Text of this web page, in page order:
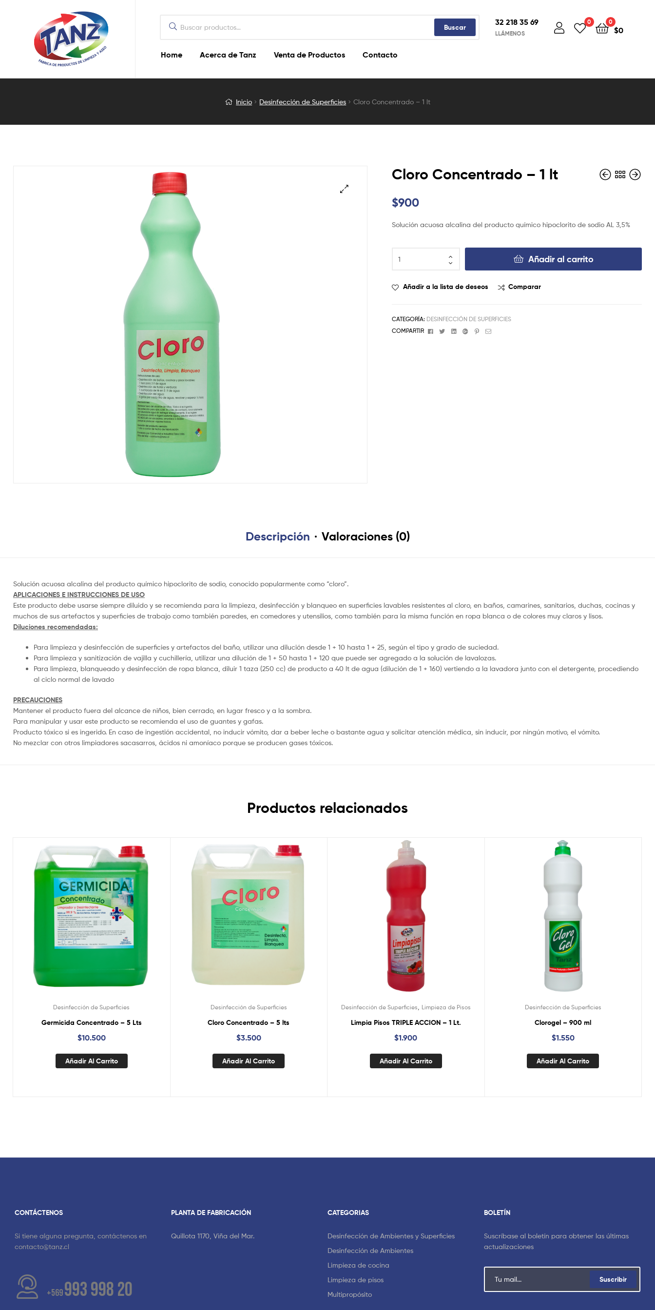
Buscar
32 218 35 69
LLÁMENOS
0 0
$0
Home Acerca de Tanz Venta de Productos Contacto
Concentrado
Inicio Desinfección de Superficies Cloro Concentrado – 1 lt
$3.500
Cloro Concentrado – 1 lt
$900
Solución acuosa alcalina del producto químico hipoclorito de sodio AL 3,5%
Añadir al carrito
Añadir a la lista de deseos Comparar
CATEGORÍA: DESINFECCIÓN DE SUPERFICIES
COMPARTIR
FacebookTwitterLinkedinGoogle+Pinterest
Email
Descripción Valoraciones (0)
Solución acuosa alcalina del producto químico hipoclorito de sodio, conocido popularmente como “cloro”.
APLICACIONES E INSTRUCCIONES DE USO
Este producto debe usarse siempre diluido y se recomienda para la limpieza, desinfección y blanqueo en superficies lavables resistentes al cloro, en baños, camarines, sanitarios, duchas, cocinas y
muchos de sus artefactos y superficies de trabajo como también paredes, en comedores y utensilios, como también para la misma función en ropa blanca o de colores muy claros y lisos.
Diluciones recomendadas:
Para limpieza y desinfección de superficies y artefactos del baño, utilizar una dilución desde 1 + 10 hasta 1 + 25, según el tipo y grado de suciedad.
Para limpieza y sanitización de vajilla y cuchillería, utilizar una dilución de 1 + 50 hasta 1 + 120 que puede ser agregado a la solución de lavalozas.
Para limpieza, blanqueado y desinfección de ropa blanca, diluir 1 taza (250 cc) de producto a 40 lt de agua (dilución de 1 + 160) vertiendo a la lavadora junto con el detergente, procediendo
al ciclo normal de lavado
PRECAUCIONES
Mantener el producto fuera del alcance de niños, bien cerrado, en lugar fresco y a la sombra.
Para manipular y usar este producto se recomienda el uso de guantes y gafas.
Producto tóxico si es ingerido. En caso de ingestión accidental, no inducir vómito, dar a beber leche o bastante agua y solicitar atención médica, sin inducir, por ningún motivo, el vómito.
No mezclar con otros limpiadores sacasarros, ácidos ni amoníaco porque se producen gases tóxicos.
Productos relacionados
Desinfección de Superficies
Germicida Concentrado – 5 Lts
$10.500
Añadir Al Carrito
Desinfección de Superficies
Cloro Concentrado – 5 lts
$3.500
Añadir Al Carrito
Desinfección de Superficies Limpieza de Pisos
Limpia Pisos TRIPLE ACCION – 1 Lt.
$1.900
Añadir Al Carrito
Desinfección de Superficies
Clorogel – 900 ml
$1.550
Añadir Al Carrito
CONTÁCTENOS
Si tiene alguna pregunta, contáctenos en
contacto@tanz.cl
+569993 998 20
PLANTA DE FABRICACIÓN
Quillota 1170, Viña del Mar.
CATEGORIAS
Desinfección de Ambientes y Superficies
Desinfección de Ambientes
Limpieza de cocina
Limpieza de pisos
Multipropósito
BOLETÍN
Suscríbase al boletín para obtener las últimas
actualizaciones
Suscribir